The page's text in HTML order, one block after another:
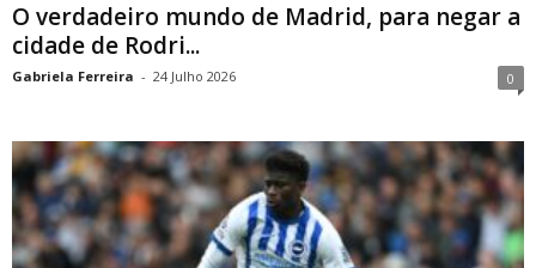
O verdadeiro mundo de Madrid, para negar a
cidade de Rodri...
Gabriela Ferreira - 24 Julho 2026 0